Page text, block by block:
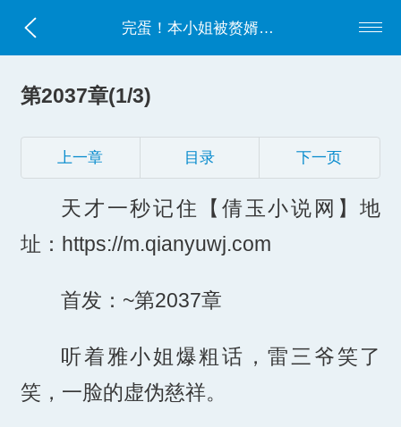
完蛋！本小姐被赘婿给骗了
第2037章(1/3)
上一章 目录 下一页
天才一秒记住【倩玉小说网】地
址：https://m.qianyuwj.com
首发：~第2037章
听着雅小姐爆粗话，雷三爷笑了
笑，一脸的虚伪慈祥。